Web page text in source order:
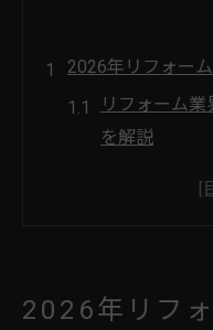
2026年リフォー
リフォーム
を解説
リフォーム
ランキング情
2026年リフ